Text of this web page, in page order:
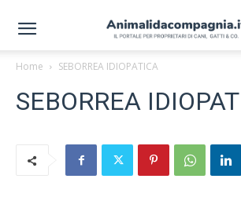
Home SEBORREA IDIOPATICA
SEBORREA